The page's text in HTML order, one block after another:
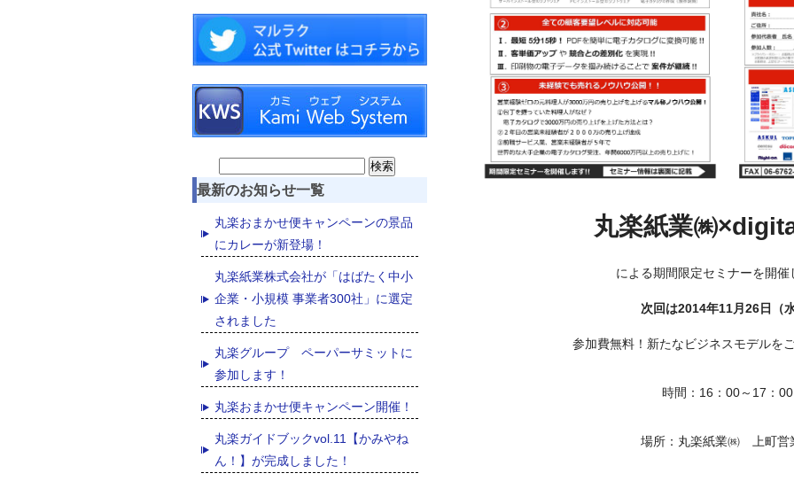
丸楽紙業㈱
による期間限定セミナーを開催
次回は2014年11月26日（水
参加費無料！新たなビジネスモデルを
時間：16：00～17：00
場所：丸楽紙業㈱ 上町営
for:
最新のお知らせ一覧
丸楽おまかせ便キャンペーンの景品
にカレーが新登場！
丸楽紙業株式会社が「はばたく中小
企業・小規模 事業者300社」に選定
されました
丸楽グループ ペーパーサミットに
参加します！
丸楽おまかせ便キャンペーン開催！
丸楽ガイドブックvol.11【かみやね
ん！】が完成しました！